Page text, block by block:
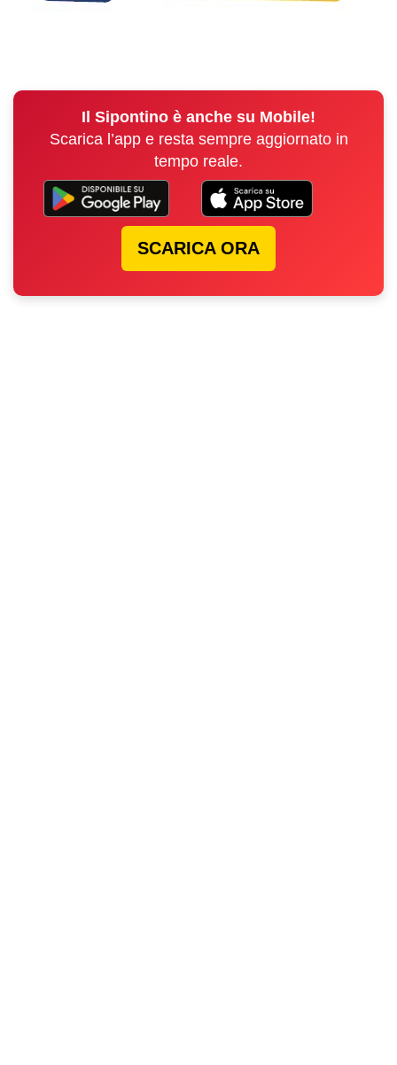
Il Sipontino è anche su Mobile!
Scarica l’app e resta sempre aggiornato in
tempo reale.
SCARICA ORA